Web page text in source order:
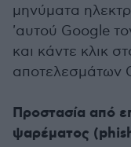
μηνύματα
'αυτού Google
και κάντε κλικ
αποτελεσμάτων
Προστασία από
ψαρέματος